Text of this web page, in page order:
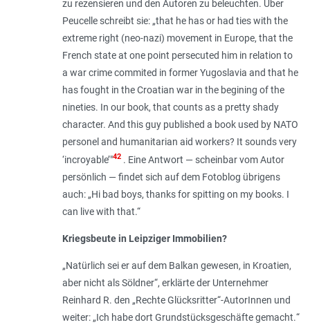
zu rezensieren und den Autoren zu beleuchten. Über
Peucelle schreibt sie: „that he has or had ties with the
extreme right (neo-nazi) movement in Europe, that the
French state at one point persecuted him in relation to
a war crime commited in former Yugoslavia and that he
has fought in the Croatian war in the begining of the
nineties. In our book, that counts as a pretty shady
character. And this guy published a book used by NATO
personel and humanitarian aid workers? It sounds very
‘incroyable’"42. Eine Antwort — scheinbar vom Autor
persönlich — findet sich auf dem Fotoblog übrigens
auch: „Hi bad boys, thanks for spitting on my books. I
can live with that.“
Kriegsbeute in Leipziger Immobilien?
„Natürlich sei er auf dem Balkan gewesen, in Kroatien,
aber nicht als Söldner“, erklärte der Unternehmer
Reinhard R. den „Rechte Glücksritter“-AutorInnen und
weiter: „Ich habe dort Grundstücksgeschäfte gemacht.“